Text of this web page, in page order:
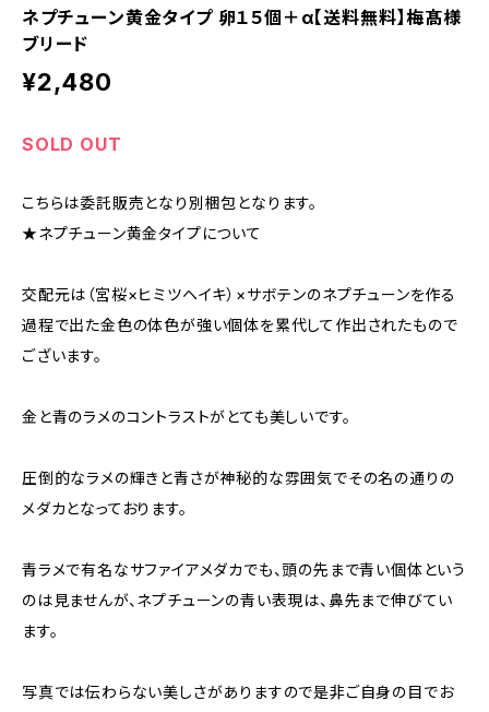
ネプチューン黄金タイプ 卵１５個＋α【送料無料】梅髙様
ブリード
¥2,480
SOLD OUT
こちらは委託販売となり別梱包となります。
★ネプチューン黄金タイプについて
交配元は（宮桜×ヒミツヘイキ）×サボテンのネプチューンを作る
過程で出た金色の体色が強い個体を累代して作出されたもので
ございます。
金と青のラメのコントラストがとても美しいです。
圧倒的なラメの輝きと青さが神秘的な雰囲気でその名の通りの
メダカとなっております。
青ラメで有名なサファイアメダカでも、頭の先まで青い個体という
のは見ませんが、ネプチューンの青い表現は、鼻先まで伸びてい
ます。
写真では伝わらない美しさがありますので是非ご自身の目でお